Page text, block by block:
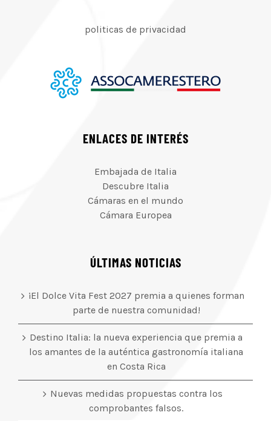
politicas de privacidad
ENLACES DE INTERÉS
Embajada de Italia
Descubre Italia
Cámaras en el mundo
Cámara Europea
ÚLTIMAS NOTICIAS
¡El Dolce Vita Fest 2027 premia a quienes forman
parte de nuestra comunidad!
Destino Italia: la nueva experiencia que premia a
los amantes de la auténtica gastronomía italiana
en Costa Rica
Nuevas medidas propuestas contra los
comprobantes falsos.